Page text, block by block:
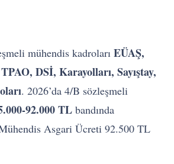
mühendis kadrolarıEÜAŞ,
DSİ, Karayolları, Sayıştay,
. 2026’da 4/B sözleşmeli
92.000 TL bandında
Asgari Ücreti 92.500 TL